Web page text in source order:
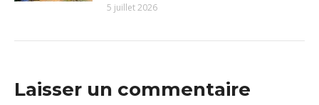
5 juillet 2026
Laisser un commentaire